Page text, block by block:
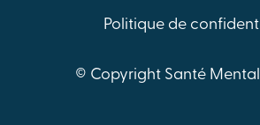
Politique de
© Copyright Santé